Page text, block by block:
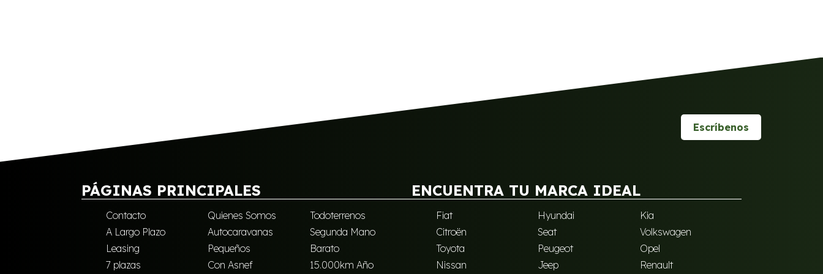
Escríbenos
PÁGINAS PRINCIPALES
Contacto Quienes Somos
Todoterrenos
A Largo Plazo
Autocaravanas
Segunda Mano
Leasing
Pequeños
Barato
7 plazas
Con Asnef 15.000km Año
ENCUENTRA TU MARCA IDEAL
Fiat Hyundai
Kia
Citroën
Seat
Volkswagen
Toyota
Peugeot
Opel
Nissan
Jeep Renault